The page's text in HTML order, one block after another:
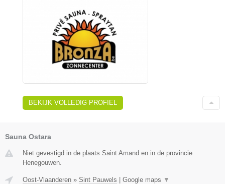
BEKIJK VOLLEDIG PROFIEL
Sauna Ostara
Niet gevestigd in de plaats Saint Amand en in de provincie
Henegouwen.
Oost-Vlaanderen » Sint Pauwels | Google maps ▼